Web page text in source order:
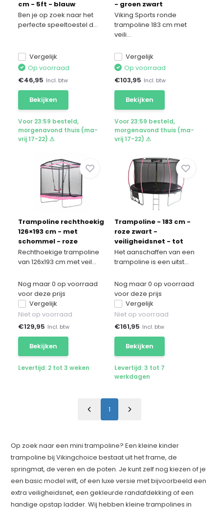
cm - 5ft - blauw
Ben je op zoek naar het
perfecte speeltoestel d...
Vergelijk
Op voorraad
€46,95 Incl. btw
Bekijken
Voor 23:59 besteld,
morgenavond thuis (ma-
vrij 17-22) ⚠
- groen zwart
Viking Sports ronde
trampoline 183 cm met
veili...
Vergelijk
Op voorraad
€103,95 Incl. btw
Bekijken
Voor 23:59 besteld,
morgenavond thuis (ma-
vrij 17-22) ⚠
Trampoline rechthoekig
126×193 cm - met
schommel - roze
Rechthoekige trampoline
van 126x193 cm met veil...
Nog maar 0 op voorraad
voor deze prijs
Vergelijk
Niet op voorraad
€129,95 Incl. btw
Bekijken
Levertijd: 2 tot 3 weken
Trampoline - 183 cm -
roze zwart -
veiligheidsnet - tot
50kg
Het aanschaffen van een
trampoline is een uitst...
Nog maar 0 op voorraad
voor deze prijs
Vergelijk
Niet op voorraad
€161,95 Incl. btw
Bekijken
Levertijd: 3 tot 7
werkdagen
1
Op zoek naar een mini trampoline? Een kleine kinder
trampoline bij Vikingchoice bestaat uit het frame, de
springmat, de veren en de poten. Je kunt zelf nog kiezen of je
een basic model wilt, of een luxe versie met bijvoorbeeld een
extra veiligheidsnet, een gekleurde randafdekking of een
handige opstap ladder. Wij hebben kleine trampolines in